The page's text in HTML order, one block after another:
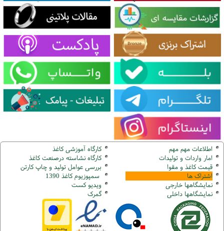
اطلاعات مهم مهم
امار واردات و تولیدات
قیمت کاغذ و مقوا
اشتراک ها
نمایشگاهها خارجی
نمایشگاهها داخلی
کارگاه آموزشی کاغذ
کارگاه نشاسته درصنعت کاغذ
بررسی عوامل تولید و چاپ کارتن
سمپوزیوم کاغذ 1390
ویدیو کست
گمرک